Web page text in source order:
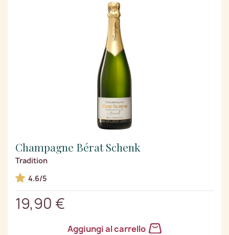
Champagne Bérat Schenk
Tradition
4.6/5
19,90 €
Aggiungi al carrello